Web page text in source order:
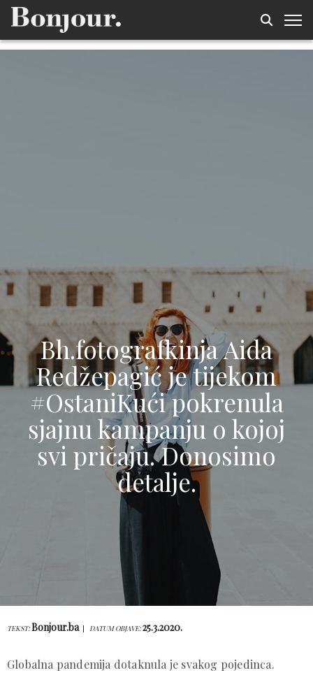
Bh.fotografkinja Aida
Redžepagić je tijekom
#OstaniKući pokrenula
sjajnu kampanju o kojoj
svi pričaju. Donosimo
detalje.
TEKST:Bonjour.ba DATUM OBJAVE:25.3.2020.
Globalna pandemija dotaknula je svakog pojedinca.